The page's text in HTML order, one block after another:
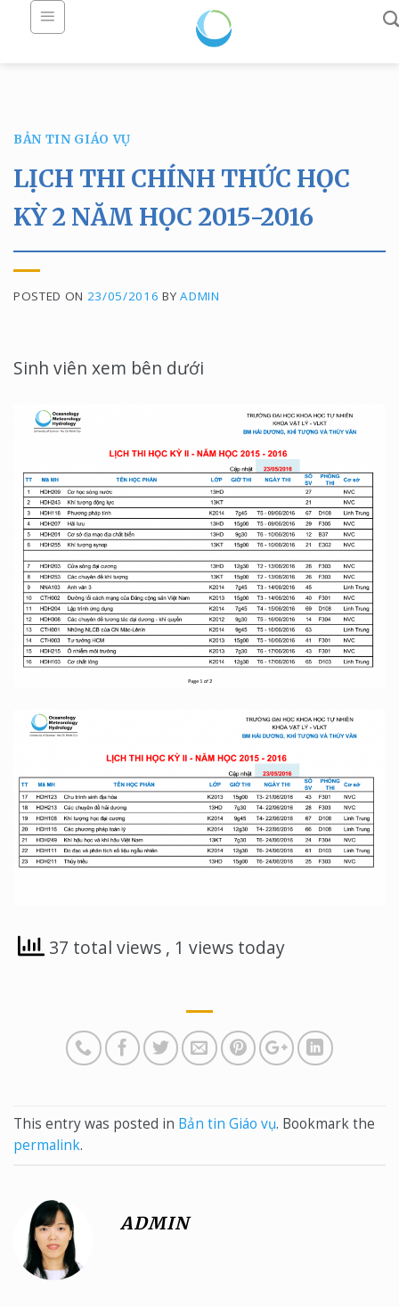
BẢN TIN GIÁO VỤ
LỊCH THI CHÍNH THỨC HỌC
KỲ 2 NĂM HỌC 2015-2016
POSTED ON 23/05/2016 BYADMIN
Sinh viên xem bên dưới
37 total views , 1 views today
This entry was posted in Bản tin Giáo vụ. Bookmark the
permalink.
ADMIN